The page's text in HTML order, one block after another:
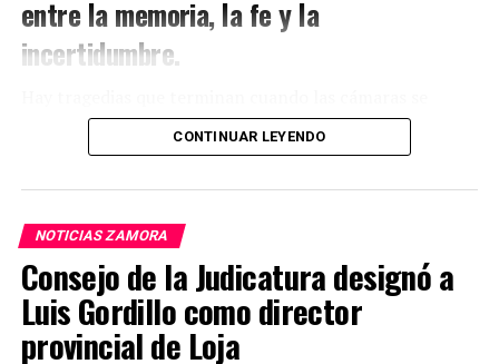
entre la memoria, la fe y la
incertidumbre.
En Kantzama Bajo, la madrugada del 4 de julio de 2026
no solo sepultó viviendas bajo toneladas de tierra y roca.
También enterró proyectos de vida, destruyó árboles
genealógicos completos y rompió una tranquilidad que
durante décadas había definido a esta comunidad
amazónica de la parroquia Guadalupe, en el cantón
CONTINUAR LEYENDO
NOTICIAS ZAMORA
Consejo de la Judicatura designó a
Luis Gordillo como director
provincial de Loja